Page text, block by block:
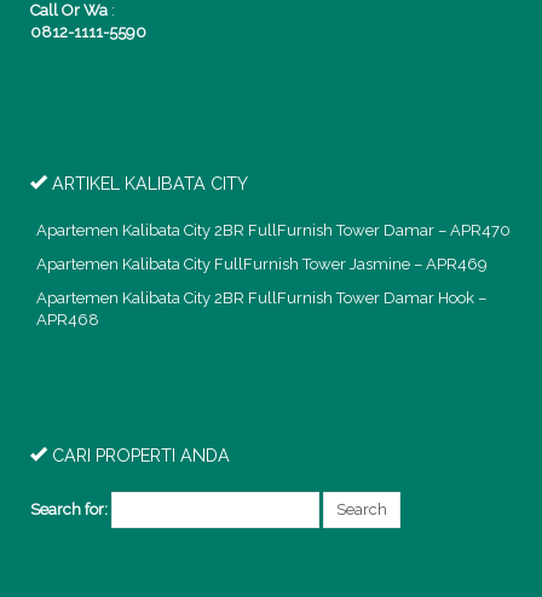
Call Or Wa :
0812-1111-5590
ARTIKEL KALIBATA CITY
Apartemen Kalibata City 2BR FullFurnish Tower Damar – APR470
Apartemen Kalibata City FullFurnish Tower Jasmine – APR469
Apartemen Kalibata City 2BR FullFurnish Tower Damar Hook –
APR468
CARI PROPERTI ANDA
Search for: